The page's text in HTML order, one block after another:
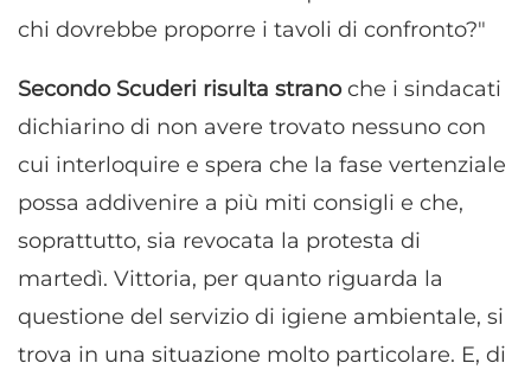
chi dovrebbe proporre i tavoli di confronto?"
Secondo Scuderi risulta stranoche i sindacati
dichiarino di non avere trovato nessuno con
cui interloquire e spera che la fase vertenziale
possa addivenire a più miti consigli e che,
soprattutto, sia revocata la protesta di
martedì. Vittoria, per quanto riguarda la
questione del servizio di igiene ambientale, si
trova in una situazione molto particolare. E, di